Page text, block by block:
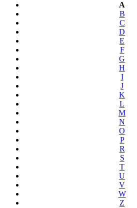
A
B
C
D
E
F
G
H
I
J
K
L
M
N
O
P
R
S
T
U
V
W
Z